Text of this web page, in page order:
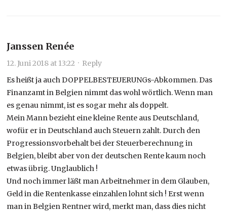
Janssen Renée
12. Juni 2018 at 13:22 · Reply
Es heißt ja auch DOPPELBESTEUERUNGs-Abkommen. Das
Finanzamt in Belgien nimmt das wohl wörtlich. Wenn man
es genau nimmt, ist es sogar mehr als doppelt.
Mein Mann bezieht eine kleine Rente aus Deutschland,
wofür er in Deutschland auch Steuern zahlt. Durch den
Progressionsvorbehalt bei der Steuerberechnung in
Belgien, bleibt aber von der deutschen Rente kaum noch
etwas übrig. Unglaublich !
Und noch immer läßt man Arbeitnehmer in dem Glauben,
Geld in die Rentenkasse einzahlen lohnt sich ! Erst wenn
man in Belgien Rentner wird, merkt man, dass dies nicht